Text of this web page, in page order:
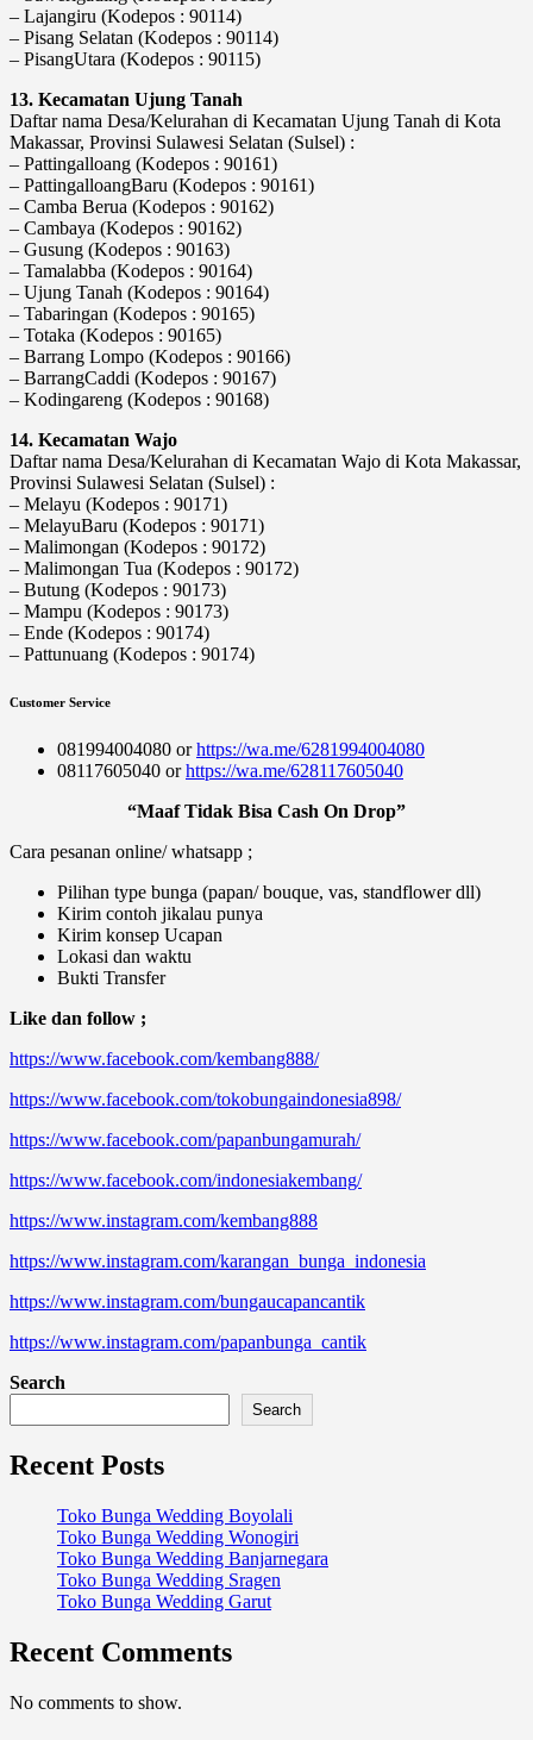
– Lajangiru (Kodepos : 90114)
– Pisang Selatan (Kodepos : 90114)
– PisangUtara (Kodepos : 90115)
13. Kecamatan Ujung Tanah
Daftar nama Desa/Kelurahan di Kecamatan Ujung Tanah di Kota
Makassar, Provinsi Sulawesi Selatan (Sulsel) :
– Pattingalloang (Kodepos : 90161)
– PattingalloangBaru (Kodepos : 90161)
– Camba Berua (Kodepos : 90162)
– Cambaya (Kodepos : 90162)
– Gusung (Kodepos : 90163)
– Tamalabba (Kodepos : 90164)
– Ujung Tanah (Kodepos : 90164)
– Tabaringan (Kodepos : 90165)
– Totaka (Kodepos : 90165)
– Barrang Lompo (Kodepos : 90166)
– BarrangCaddi (Kodepos : 90167)
– Kodingareng (Kodepos : 90168)
14. Kecamatan Wajo
Daftar nama Desa/Kelurahan di Kecamatan Wajo di Kota Makassar,
Provinsi Sulawesi Selatan (Sulsel) :
– Melayu (Kodepos : 90171)
– MelayuBaru (Kodepos : 90171)
– Malimongan (Kodepos : 90172)
– Malimongan Tua (Kodepos : 90172)
– Butung (Kodepos : 90173)
– Mampu (Kodepos : 90173)
– Ende (Kodepos : 90174)
– Pattunuang (Kodepos : 90174)
Customer Service
081994004080 orhttps://wa.me/6281994004080
08117605040 orhttps://wa.me/628117605040
“Maaf Tidak Bisa Cash On Drop”
Cara pesanan online/ whatsapp ;
Pilihan type bunga (papan/ bouque, vas, standflower dll)
Kirim contoh jikalau punya
Kirim konsep Ucapan
Lokasi dan waktu
Bukti Transfer
Like dan follow ;
https://www.facebook.com/kembang888/
https://www.facebook.com/tokobungaindonesia898/
https://www.facebook.com/papanbungamurah/
https://www.facebook.com/indonesiakembang/
https://www.instagram.com/kembang888
https://www.instagram.com/karangan_bunga_indonesia
https://www.instagram.com/bungaucapancantik
https://www.instagram.com/papanbunga_cantik
Search
Search
Recent Posts
Toko Bunga Wedding Boyolali
Toko Bunga Wedding Wonogiri
Toko Bunga Wedding Banjarnegara
Toko Bunga Wedding Sragen
Toko Bunga Wedding Garut
Recent Comments
No comments to show.